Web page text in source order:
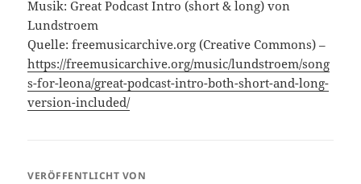
Musik: Great Podcast Intro (short & long) von
Lundstroem
Quelle: freemusicarchive.org (Creative Commons) –
https://freemusicarchive.org/music/lundstroem/song
s-for-leona/great-podcast-intro-both-short-and-long-
version-included/
VERÖFFENTLICHT VON